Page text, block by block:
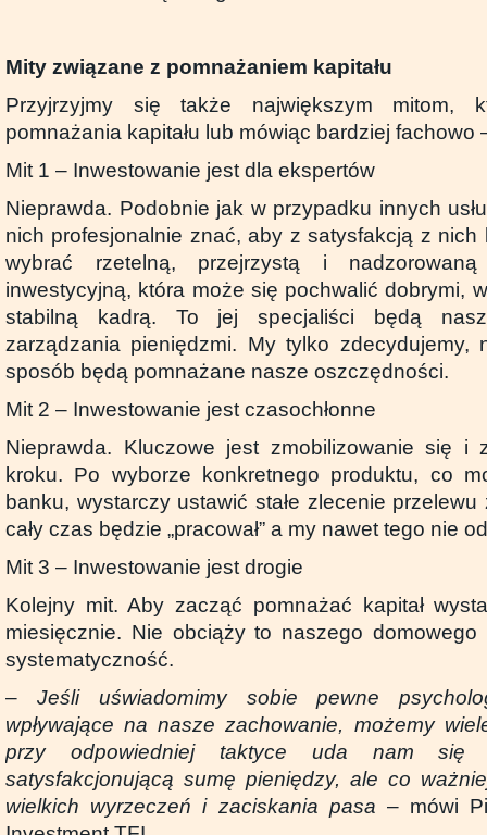
Mity związane z pomnażaniem kapitału
Przyjrzyjmy się także największym mitom,
pomnażania kapitału lub mówiąc bardziej fachowo
Mit 1 – Inwestowanie jest dla ekspertów
Nieprawda. Podobnie jak w przypadku innych
nich profesjonalnie znać, aby z satysfakcją z nich
wybrać rzetelną, przejrzystą i
inwestycyjną, która może się pochwalić dobrymi,
stabilną kadrą. To jej specjaliści będą
zarządzania pieniędzmi. My tylko zdecydujemy,
sposób będą pomnażane nasze oszczędności.
Mit 2 – Inwestowanie jest czasochłonne
Nieprawda. Kluczowe jest zmobilizowanie się i
kroku. Po wyborze konkretnego produktu, co
banku, wystarczy ustawić stałe zlecenie przelewu
cały czas będzie „pracował” a my nawet tego nie
Mit 3 – Inwestowanie jest drogie
Kolejny mit. Aby zacząć pomnażać kapitał
miesięcznie. Nie obciąży to naszego domowego
systematyczność.
– Jeśli uświadomimy sobie pewne
wpływające na nasze zachowanie, możemy
przy odpowiedniej taktyce uda nam się
satysfakcjonującą sumę pieniędzy, ale co
wielkich wyrzeczeń i zaciskania pasa – mówi